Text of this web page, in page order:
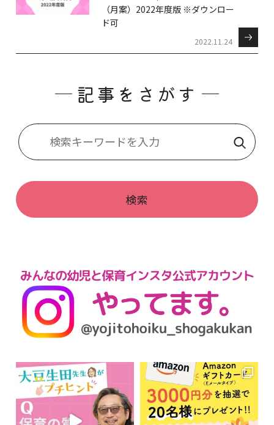
（月案）2022年度版 ※ダウンロー
ド可
2022.11.24
記事をさがす